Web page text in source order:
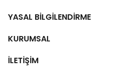
YASAL BİLGİLENDİRME
KURUMSAL
İLETİŞİM